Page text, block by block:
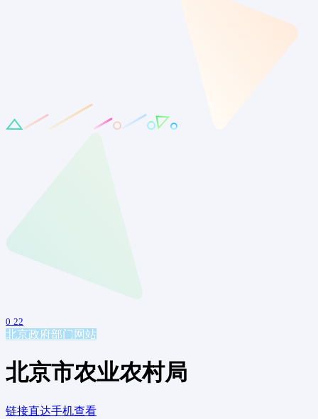
0 22
北京政府部门网站
北京市农业农村局
链接直达手机查看